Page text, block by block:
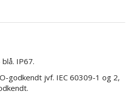
IP67.
godkendt jvf. IEC 60309-1 og 2,